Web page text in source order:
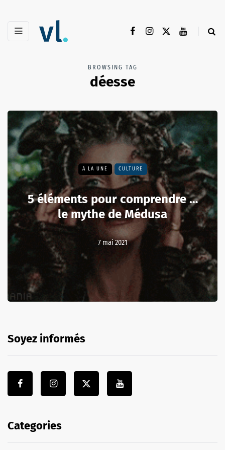
BROWSING TAG
déesse
A LA UNE CULTURE
5 éléments pour comprendre …
le mythe de Médusa
7 mai 2021
Soyez informés
Categories